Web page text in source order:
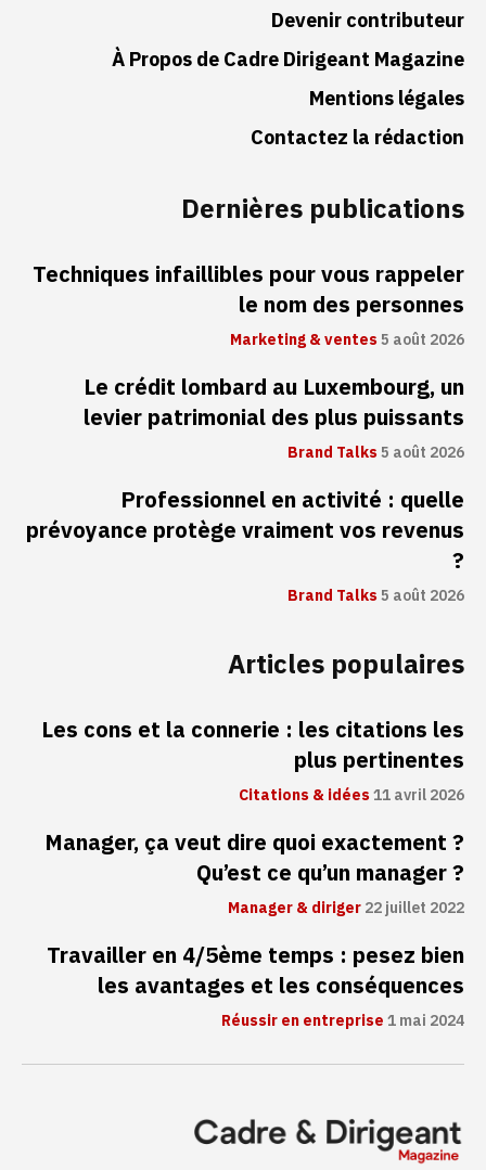
Devenir contributeur
À Propos de Cadre Dirigeant Magazine
Mentions légales
Contactez la rédaction
Dernières publications
Techniques infaillibles pour vous rappeler
le nom des personnes
Marketing & ventes5 août 2026
Le crédit lombard au Luxembourg, un
levier patrimonial des plus puissants
Brand Talks5 août 2026
Professionnel en activité : quelle
prévoyance protège vraiment vos revenus
?
Brand Talks5 août 2026
Articles populaires
Les cons et la connerie : les citations les
plus pertinentes
Citations & idées11 avril 2026
Manager, ça veut dire quoi exactement ?
Qu’est ce qu’un manager ?
Manager & diriger22 juillet 2022
Travailler en 4/5ème temps : pesez bien
les avantages et les conséquences
Réussir en entreprise1 mai 2024